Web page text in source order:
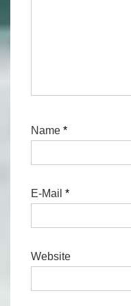
Name *
E-Mail *
Website